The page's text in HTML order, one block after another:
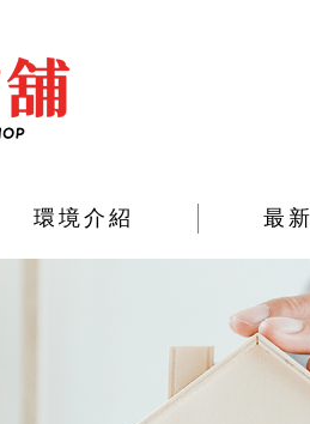
環境介紹 最